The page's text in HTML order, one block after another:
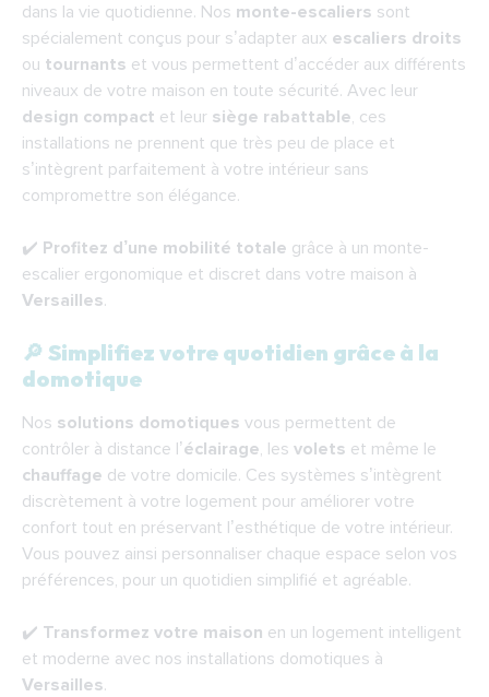
dans la vie quotidienne. Nos monte-escaliers sont
spécialement conçus pour s’adapter aux escaliers droits
ou tournants et vous permettent d’accéder aux différents
niveaux de votre maison en toute sécurité. Avec leur
design compact et leur siège rabattable, ces
installations ne prennent que très peu de place et
s’intègrent parfaitement à votre intérieur sans
compromettre son élégance.
✔️ Profitez d’une mobilité totale grâce à un monte-
escalier ergonomique et discret dans votre maison à
Versailles.
🔎 Simplifiez votre quotidien grâce à la
domotique
Nos solutions domotiques vous permettent de
contrôler à distance l’éclairage, les volets et même le
chauffage de votre domicile. Ces systèmes s’intègrent
discrètement à votre logement pour améliorer votre
confort tout en préservant l’esthétique de votre intérieur.
Vous pouvez ainsi personnaliser chaque espace selon vos
préférences, pour un quotidien simplifié et agréable.
✔️ Transformez votre maison en un logement intelligent
et moderne avec nos installations domotiques à
Versailles.